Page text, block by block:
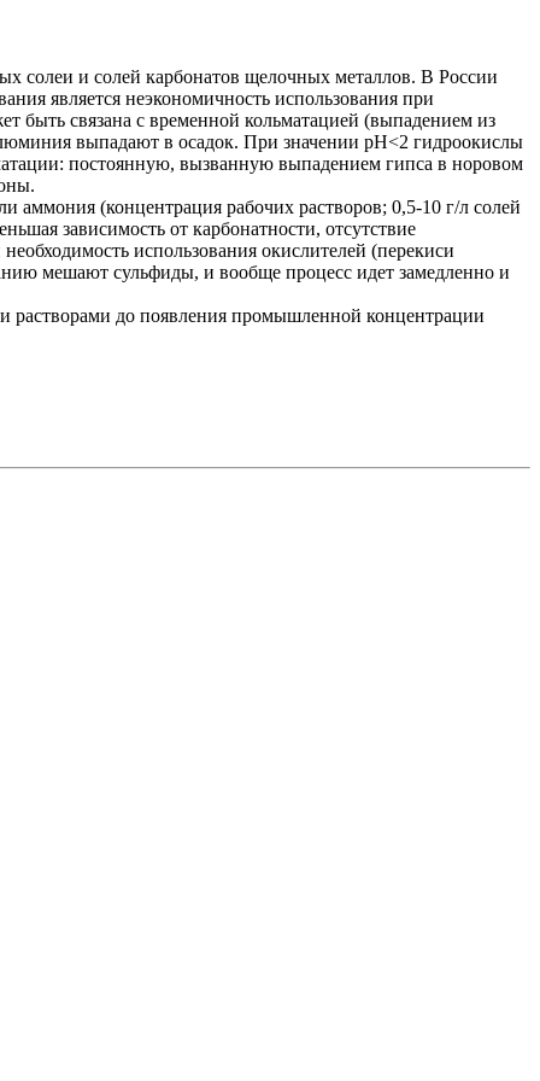
солеи и солей карбонатов щелочных металлов. В России
является неэкономичность использования при
быть связана с временной кольматацией (выпадением из
выпадают в осадок. При значении рН<2 гидроокислы
постоянную, вызванную выпадением гипса в норовом
(концентрация рабочих растворов; 0,5-10 г/л солей
зависимость от карбонатности, отсутствие
использования окислителей (перекиси
мешают сульфиды, и вообще процесс идет замедленно и
растворами до появления промышленной концентрации